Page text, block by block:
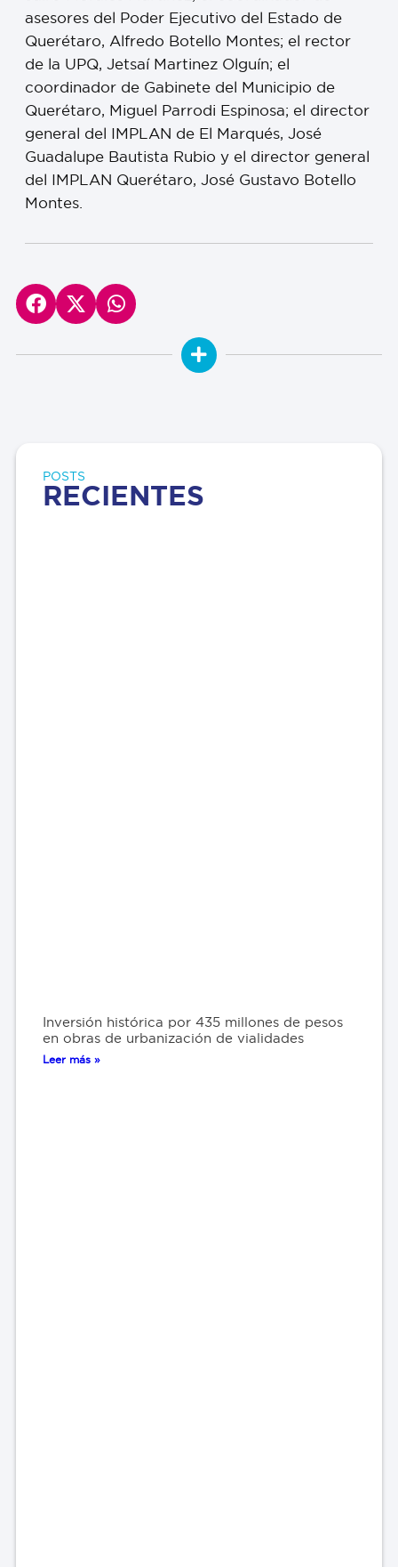
asesores del Poder Ejecutivo del Estado de
Querétaro, Alfredo Botello Montes; el rector
de la UPQ, Jetsaí Martinez Olguín; el
coordinador de Gabinete del Municipio de
Querétaro, Miguel Parrodi Espinosa; el director
general del IMPLAN de El Marqués, José
Guadalupe Bautista Rubio y el director general
del IMPLAN Querétaro, José Gustavo Botello
Montes.
POSTS
RECIENTES
Inversión histórica por 435 millones de pesos
en obras de urbanización de vialidades
Leer más »